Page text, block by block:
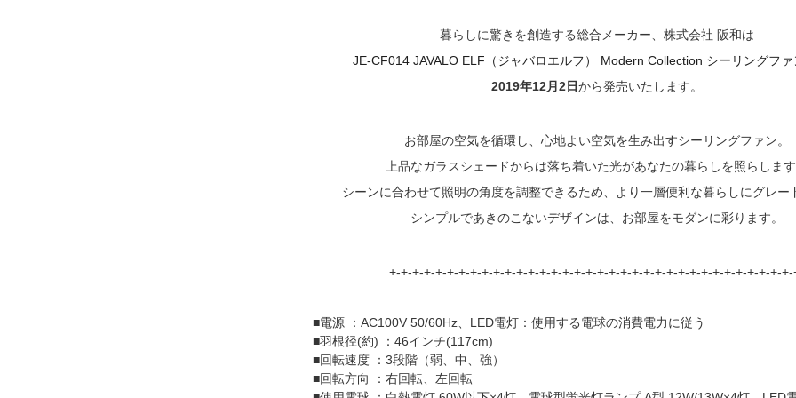
暮らしに驚きを創造する総合メーカー、株式会社 阪和は
JE-CF014 JAVALO ELF（ジャバロエルフ） Modern Collection シーリングフ
2019年12月2日から発売いたします。
お部屋の空気を循環し、心地よい空気を生み出すシーリングファン。
上品なガラスシェードからは落ち着いた光があなたの暮らしを照らします
シーンに合わせて照明の角度を調整できるため、より一層便利な暮らしにグレー
シンプルであきのこないデザインは、お部屋をモダンに彩ります。
+-+-+-+-+-+-+-+-+-+-+-+-+-+-+-+-+-+-+-+-+-+-+-+-+-+-+-+-+-+-+-+-+-+-+-
■電源 ：AC100V 50/60Hz、LED電灯：使用する電球の消費電力に従う
■羽根径(約) ：46インチ(117cm)
■回転速度 ：3段階（弱、中、強）
■回転方向 ：右回転、左回転